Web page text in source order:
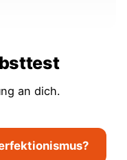
um? Die
an dich.